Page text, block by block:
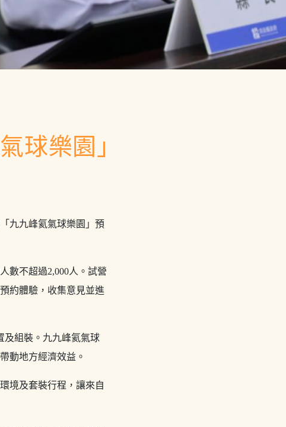
球樂園」
九九峰氦氣球樂園」預
數不超過2,000人。試營
約體驗，收集意見並進
及組裝。九九峰氦氣球
動地方經濟效益。
境及套裝行程，讓來自